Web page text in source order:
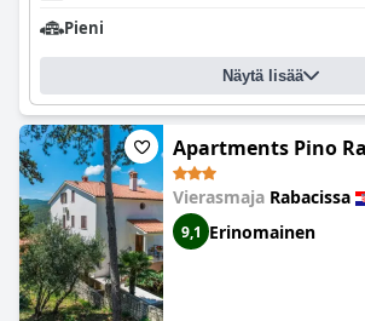
Pieni
Näytä lisää
Apartments Pino
Vierasmaja Rabacissa
9,1 Erinomainen